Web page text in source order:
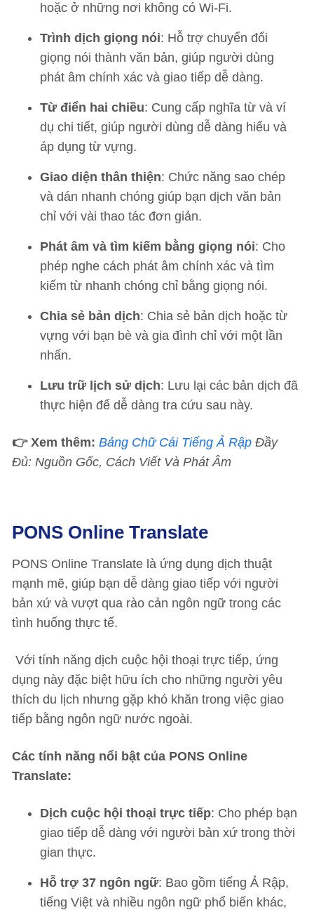
hoặc ở những nơi không có Wi-Fi.
Trình dịch giọng nói: Hỗ trợ chuyển đổi
giọng nói thành văn bản, giúp người dùng
phát âm chính xác và giao tiếp dễ dàng.
Từ điển hai chiều: Cung cấp nghĩa từ và ví
dụ chi tiết, giúp người dùng dễ dàng hiểu và
áp dụng từ vựng.
Giao diện thân thiện: Chức năng sao chép
và dán nhanh chóng giúp bạn dịch văn bản
chỉ với vài thao tác đơn giản.
Phát âm và tìm kiếm bằng giọng nói: Cho
phép nghe cách phát âm chính xác và tìm
kiếm từ nhanh chóng chỉ bằng giọng nói.
Chia sẻ bản dịch: Chia sẻ bản dịch hoặc từ
vựng với bạn bè và gia đình chỉ với một lần
nhấn.
Lưu trữ lịch sử dịch: Lưu lại các bản dịch đã
thực hiện để dễ dàng tra cứu sau này.
👉 Xem thêm: Bảng Chữ Cái Tiếng Ả Rập Đầy
Đủ: Nguồn Gốc, Cách Viết Và Phát Âm
PONS Online Translate
PONS Online Translate là ứng dụng dịch thuật
mạnh mẽ, giúp bạn dễ dàng giao tiếp với người
bản xứ và vượt qua rào cản ngôn ngữ trong các
tình huống thực tế.
Với tính năng dịch cuộc hội thoại trực tiếp, ứng
dụng này đặc biệt hữu ích cho những người yêu
thích du lịch nhưng gặp khó khăn trong việc giao
tiếp bằng ngôn ngữ nước ngoài.
Các tính năng nổi bật của PONS Online
Translate:
Dịch cuộc hội thoại trực tiếp: Cho phép bạn
giao tiếp dễ dàng với người bản xứ trong thời
gian thực.
Hỗ trợ 37 ngôn ngữ: Bao gồm tiếng Ả Rập,
tiếng Việt và nhiều ngôn ngữ phổ biến khác,